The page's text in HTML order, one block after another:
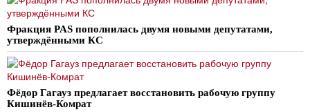
Фракция PAS пополнилась двумя новыми депутатами,
утверждёнными КС
Фёдор Гагауз предлагает восстановить рабочую группу
Кишинёв-Комрат